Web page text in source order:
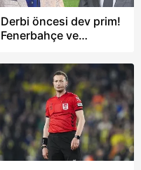
Derbi öncesi dev prim!
Fenerbahçe ve
yönetimleri kesenin
ağzını açtı, rakamlar
dudak uçuklatıyor